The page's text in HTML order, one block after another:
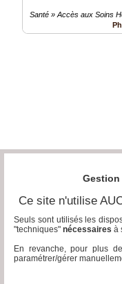
Santé » Accès aux Soins
Ce site n'utilise
Seuls sont utilisés les
"techniques" nécessaires à
En revanche, pour plus
paramétrer/gérer